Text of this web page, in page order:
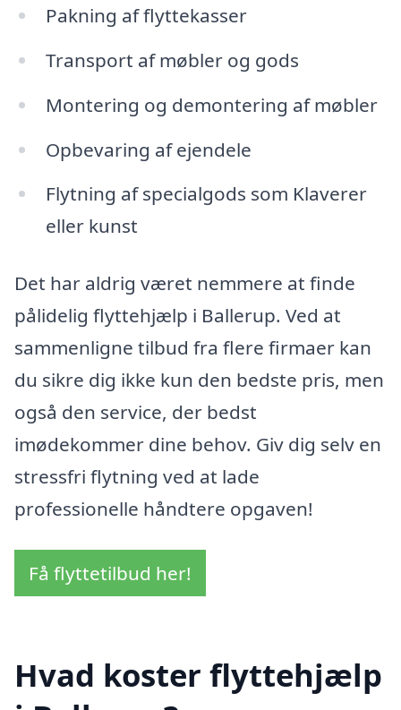
Pakning af flyttekasser
Transport af møbler og gods
Montering og demontering af møbler
Opbevaring af ejendele
Flytning af specialgods som Klaverer
eller kunst
Det har aldrig været nemmere at finde
pålidelig flyttehjælp i Ballerup. Ved at
sammenligne tilbud fra flere firmaer kan
du sikre dig ikke kun den bedste pris, men
også den service, der bedst
imødekommer dine behov. Giv dig selv en
stressfri flytning ved at lade
professionelle håndtere opgaven!
Få flyttetilbud her!
Hvad koster flyttehjælp